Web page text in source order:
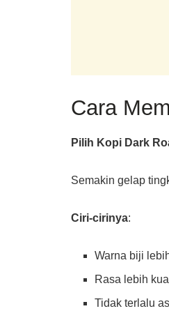
Cara
Pilih Kopi Dark
Semakin gelap
Ciri-cirinya:
Warna biji
Rasa lebih
Tidak terlalu